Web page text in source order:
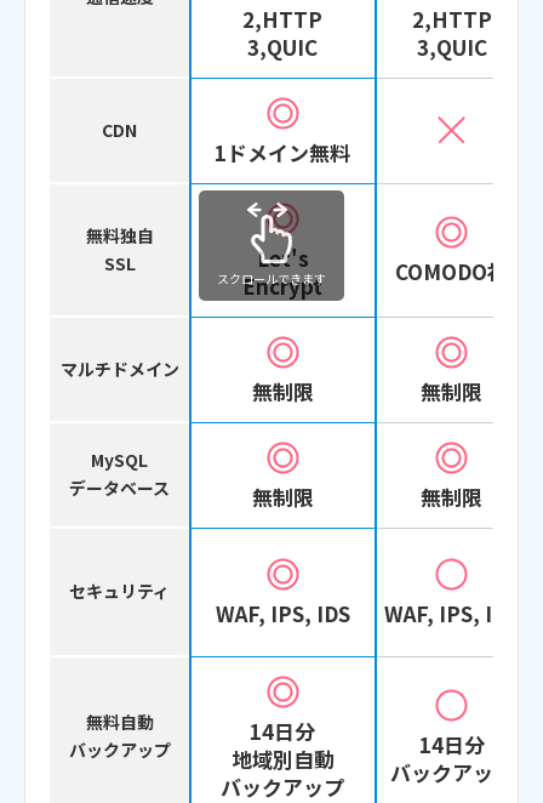
2,HTTP
3,QUIC
2,HTTP
3,QUIC
CDN
1ドメイン無料
無料独自
SSL
Let's
Encrypt
COMODO社
マルチドメイン
無制限 無制限
MySQL
データベース
無制限 無制限
セキュリティ
WAF, IPS, IDS WAF, IPS, IDS
無料自動
バックアップ
14日分
地域別自動
バックアップ
14日分
バックアップ
スクロールできます